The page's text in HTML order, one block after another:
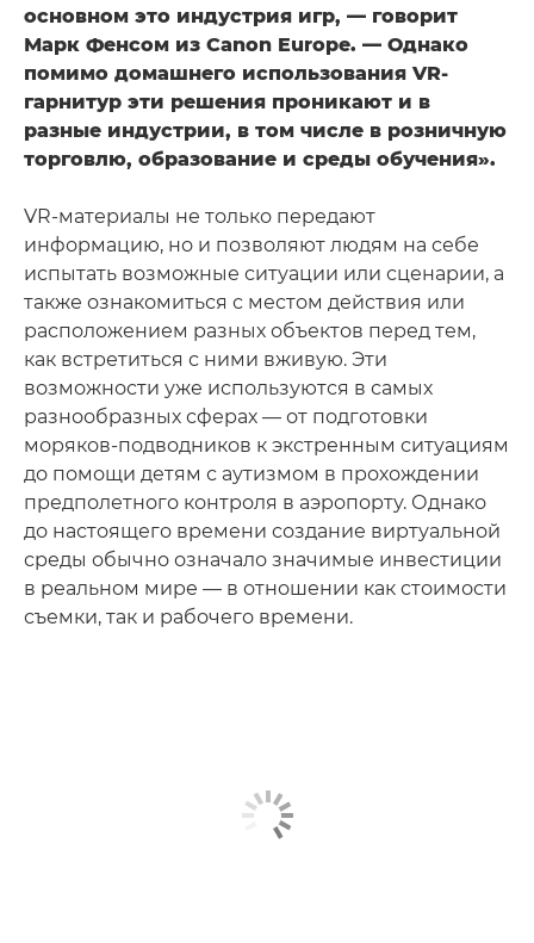
основном это индустрия игр, — говорит
Марк Фенсом из Canon Europe. — Однако
помимо домашнего использования VR-
гарнитур эти решения проникают и в
разные индустрии, в том числе в розничную
торговлю, образование и среды обучения».
VR-материалы не только передают
информацию, но и позволяют людям на себе
испытать возможные ситуации или сценарии, а
также ознакомиться с местом действия или
расположением разных объектов перед тем,
как встретиться с ними вживую. Эти
возможности уже используются в самых
разнообразных сферах — от подготовки
моряков-подводников к экстренным ситуациям
до помощи детям с аутизмом в прохождении
предполетного контроля в аэропорту. Однако
до настоящего времени создание виртуальной
среды обычно означало значимые инвестиции
в реальном мире — в отношении как стоимости
съемки, так и рабочего времени.